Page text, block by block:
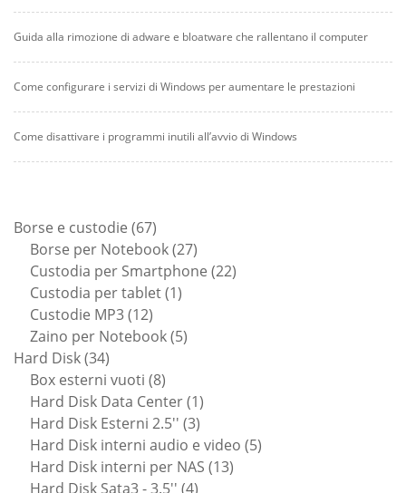
Guida alla rimozione di adware e bloatware che rallentano il computer
Come configurare i servizi di Windows per aumentare le prestazioni
Come disattivare i programmi inutili all’avvio di Windows
Borse e custodie 6767
prodotti
Borse per Notebook 2727
prodotti
Custodia per Smartphone 2222
Custodia per tablet 11
Custodie MP3 1212
prodotti
Zaino per Notebook 55
Hard Disk 3434
prodotti
Box esterni vuoti 88
prodotti
Hard Disk Data Center 11
prodotto
Hard Disk Esterni 2.5'' 33
prodotti
Hard Disk interni audio e video 55
Hard Disk interni per NAS 1313
Hard Disk Sata3 - 3.5'' 44